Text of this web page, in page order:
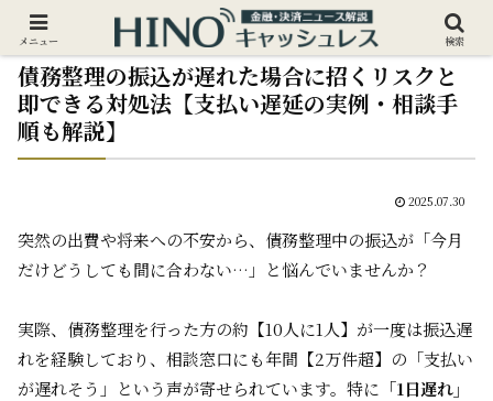
債務整理の振込が遅れた場合に招くリスクと
即できる対処法【支払い遅延の実例・相談手
順も解説】
2025.07.30
突然の出費や将来への不安から、債務整理中の振込が「今月
だけどうしても間に合わない…」と悩んでいませんか？
実際、債務整理を行った方の約【10人に1人】が一度は振込遅
れを経験しており、相談窓口にも年間【2万件超】の「支払い
が遅れそう」という声が寄せられています。特に 「1日遅れ」
メニュー 検索